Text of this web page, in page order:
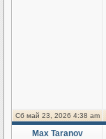
Сб май 23, 2026 4:38 am
Max Taranov